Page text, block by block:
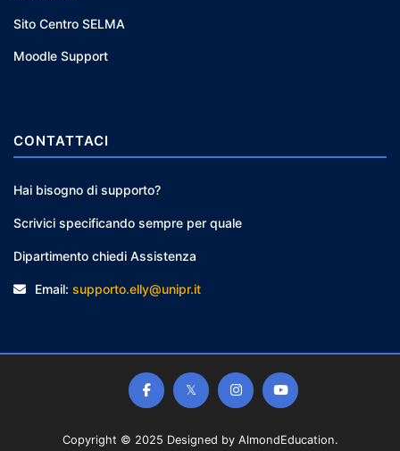
Sito Centro SELMA
Moodle Support
CONTATTACI
Hai bisogno di supporto?
Scrivici specificando sempre per quale
Dipartimento chiedi Assistenza
Email: supporto.elly@unipr.it
Copyright © 2025 Designed by AlmondEducation.